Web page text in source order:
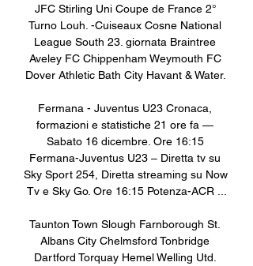
JFC Stirling Uni Coupe de France 2°
Turno Louh. -Cuiseaux Cosne National
League South 23. giornata Braintree
Aveley FC Chippenham Weymouth FC
Dover Athletic Bath City Havant & Water.
Fermana - Juventus U23 Cronaca,
formazioni e statistiche 21 ore fa —
Sabato 16 dicembre. Ore 16:15
Fermana-Juventus U23 – Diretta tv su
Sky Sport 254, Diretta streaming su Now
Tv e Sky Go. Ore 16:15 Potenza-ACR ...
Taunton Town Slough Farnborough St.
Albans City Chelmsford Tonbridge
Dartford Torquay Hemel Welling Utd.